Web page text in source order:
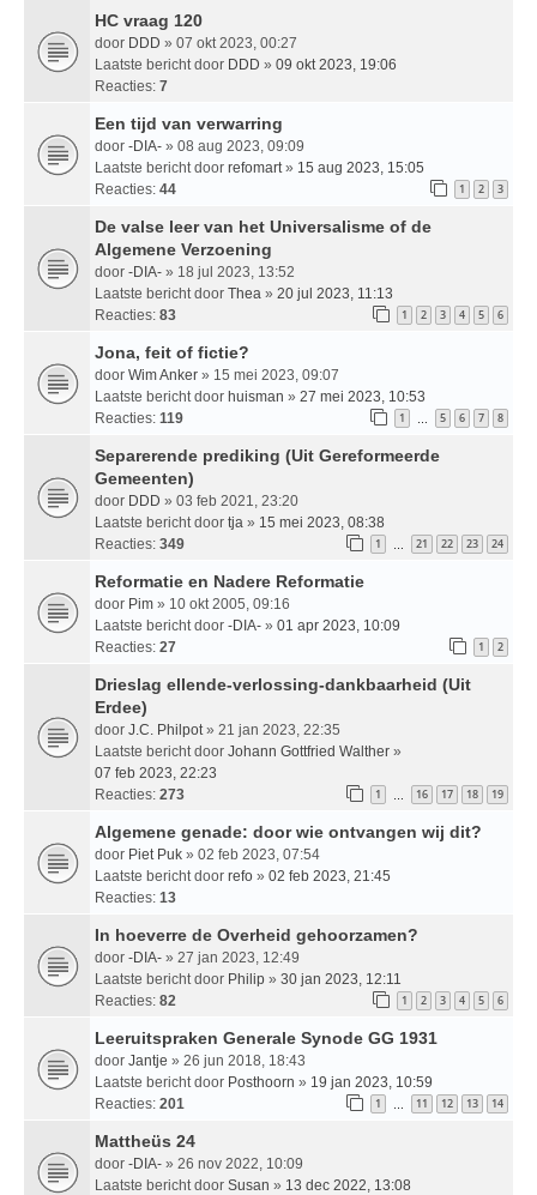
HC vraag 120
door DDD » 07 okt 2023, 00:27
Laatste bericht door DDD » 09 okt 2023, 19:06
Reacties: 7
Een tijd van verwarring
door -DIA- » 08 aug 2023, 09:09
Laatste bericht door refomart » 15 aug 2023, 15:05
Reacties: 44 1 2 3
De valse leer van het Universalisme of de
Algemene Verzoening
door -DIA- » 18 jul 2023, 13:52
Laatste bericht door Thea » 20 jul 2023, 11:13
Reacties: 83 1 2 3 4 5 6
Jona, feit of fictie?
door Wim Anker » 15 mei 2023, 09:07
Laatste bericht door huisman » 27 mei 2023, 10:53
Reacties: 119 1 … 5 6 7 8
Separerende prediking (Uit Gereformeerde
Gemeenten)
door DDD » 03 feb 2021, 23:20
Laatste bericht door tja » 15 mei 2023, 08:38
Reacties: 349 1 … 21 22 23 24
Reformatie en Nadere Reformatie
door Pim » 10 okt 2005, 09:16
Laatste bericht door -DIA- » 01 apr 2023, 10:09
Reacties: 27 1 2
Drieslag ellende-verlossing-dankbaarheid (Uit
Erdee)
door J.C. Philpot » 21 jan 2023, 22:35
Laatste bericht door Johann Gottfried Walther »
07 feb 2023, 22:23
Reacties: 273 1 … 16 17 18 19
Algemene genade: door wie ontvangen wij dit?
door Piet Puk » 02 feb 2023, 07:54
Laatste bericht door refo » 02 feb 2023, 21:45
Reacties: 13
In hoeverre de Overheid gehoorzamen?
door -DIA- » 27 jan 2023, 12:49
Laatste bericht door Philip » 30 jan 2023, 12:11
Reacties: 82 1 2 3 4 5 6
Leeruitspraken Generale Synode GG 1931
door Jantje » 26 jun 2018, 18:43
Laatste bericht door Posthoorn » 19 jan 2023, 10:59
Reacties: 201 1 … 11 12 13 14
Mattheüs 24
door -DIA- » 26 nov 2022, 10:09
Laatste bericht door Susan » 13 dec 2022, 13:08